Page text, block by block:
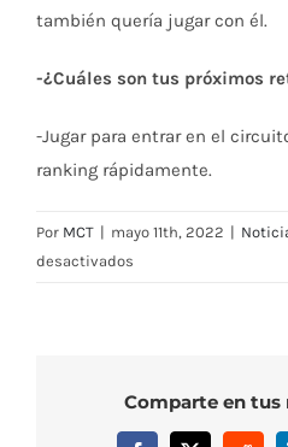
también quería jugar con él.
-¿Cuáles son tus próximos
-Jugar para entrar en el
ranking rápidamente.
Por MCT | mayo 11th, 2022 |
desactivados
“Ver
que
Comparte en tus